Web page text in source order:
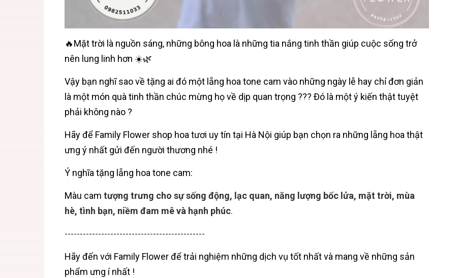
🔥Mặt trời là nguồn sáng, những bông hoa là những tia nắng tinh thần giúp cuộc sống trở
nên lung linh hơn ☀️🌿
Vậy bạn nghĩ sao về tặng ai đó một lẵng hoa tone cam vào những ngày lễ hay chỉ đơn giản
là một món quà tinh thần chúc mừng họ về dịp quan trọng ??? Đó là một ý kiến thật tuyệt
phải không nào ?
Hãy để Family Flower shop hoa tươi uy tín tại Hà Nội giúp bạn chọn ra những lẵng hoa thật
ưng ý nhất gửi đến người thương nhé !
Ý nghĩa tặng lẵng hoa tone cam:
Màu cam tượng trưng cho sự sống động, lạc quan, năng lượng bốc lửa, mặt trời, mùa
hè, tình bạn, niềm đam mê và hạnh phúc.
----------------------------------------------
Hãy đến với Family Flowerđể trải nghiệm những dịch vụ tốt nhất và mang về những sản
phẩm ưng í nhất !